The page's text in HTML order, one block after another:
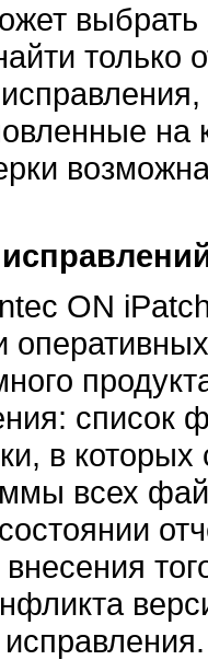
только
ON
список
в
всех